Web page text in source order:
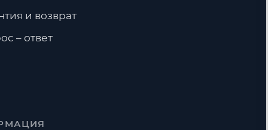
и возврат
– ответ